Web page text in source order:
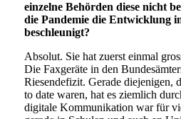
einzelne Behörden diese nicht
die Pandemie die Entwicklung
beschleunigt?
Absolut. Sie hat zuerst einmal
Die Faxgeräte in den
Riesendefizit. Gerade diejenigen,
to date waren, hat es ziemlich
digitale Kommunikation war für